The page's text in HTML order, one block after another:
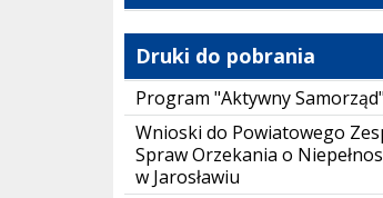
Druki do pobrania
Program "Aktywny Samorząd"
Wnioski do Powiatowego
Spraw Orzekania o
w Jarosławiu